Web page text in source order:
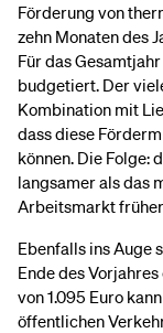
Förderung von
zehn Monaten des
Für das
budgetiert. Der
Kombination mit
dass diese
können. Die Folge:
langsamer als das
Arbeitsmarkt
Ebenfalls ins Auge
Ende des
von 1.095 Euro
öffentlichen